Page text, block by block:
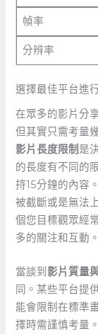
幀率
分辨率
選擇最佳平台進
在眾多的影片分
但其實只需考量
影片長度限制 是
的長度有不同的
持15分鐘的內容
被截斷或是無法
個您目標觀眾經
多的關注和互動。
當談到 影片質量
同。某些平台提
能會限制在標準
擇時需謹慎考量